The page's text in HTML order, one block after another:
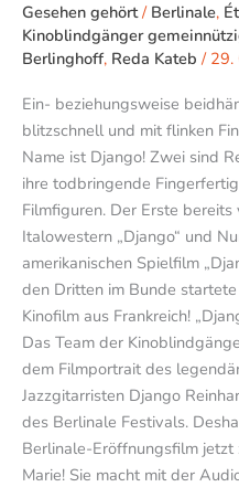
Gesehen gehört/ Berlinale,
Kinoblindgänger
Berlinghoff, Reda Kateb / 29.
Ein- beziehungsweise
blitzschnell und mit flinken
Name ist Django! Zwei sind
ihre todbringende
Filmfiguren. Der Erste
Italowestern „Django“ und
amerikanischen Spielfilm
den Dritten im Bunde
Kinofilm aus Frankreich!
Das Team der
dem Filmportrait des
Jazzgitarristen Django
des Berlinale Festivals.
Berlinale-Eröffnungsfilm jetzt
Marie! Sie macht mit der